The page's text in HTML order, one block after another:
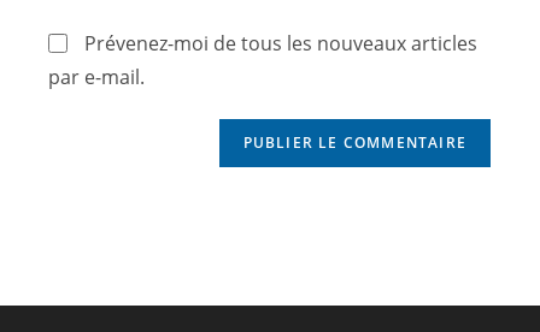
Prévenez-moi de tous les nouveaux articles
par e-mail.